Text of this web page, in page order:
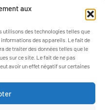
aux
utilisons des technologies telles que
des appareils. Le fait de
de traiter des données telles que le
sur ce site. Le fait de ne pas
avoir un effet négatif sur certaines
Carmelet desOréadesest
à 17h30.
du lundi au vendredi de
du lundi au vendredi de